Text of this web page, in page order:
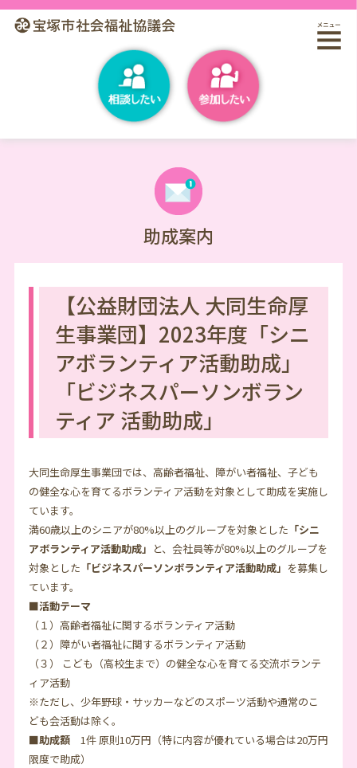
助成案内
【公益財団法人 大同生命厚
生事業団】2023年度「シニ
アボランティア活動助成」
「ビジネスパーソンボラン
ティア 活動助成」
大同生命厚生事業団では、高齢者福祉、障がい者福祉、子ども
の健全な心を育てるボランティア活動を対象として助成を実施し
ています。
満60歳以上のシニアが80%以上のグループを対象とした 「シニ
アボランティア活動助成」 と、会社員等が80%以上のグループを
対象とした 「ビジネスパーソンボランティア活動助成」 を募集し
ています。
■活動テーマ
（１）高齢者福祉に関するボランティア活動
（２）障がい者福祉に関するボランティア活動
（３） こども（高校生まで）の健全な心を育てる交流ボランテ
ィア活動
※ただし、少年野球・サッカーなどのスポーツ活動や通常のこ
ども会活動は除く。
■助成額 1件 原則10万円（特に内容が優れている場合は20万円
限度で助成）